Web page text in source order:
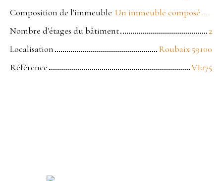
Composition de l'immeuble
Un immeuble composé de 3 lots
Nombre d'étages du bâtiment
2
Localisation
Roubaix 59100
Référence
VI075